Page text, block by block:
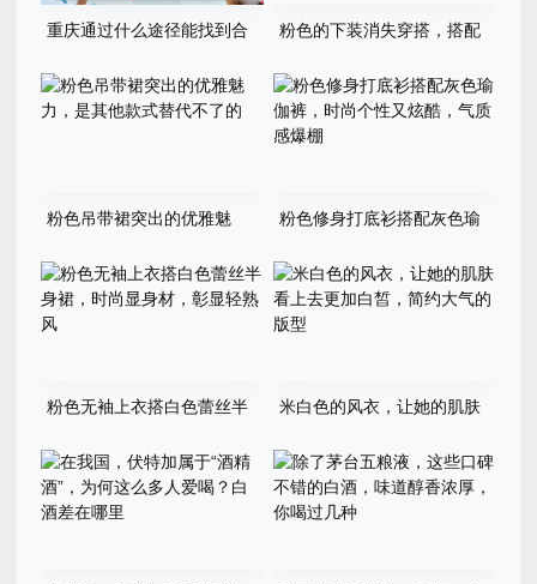
重庆通过什么途径能找到合
粉色的下装消失穿搭，搭配
长还减龄
粉色吊带裙突出的优雅魅
粉色修身打底衫搭配灰色瑜
感爆棚
粉色无袖上衣搭白色蕾丝半
风
米白色的风衣，让她的肌肤
版型